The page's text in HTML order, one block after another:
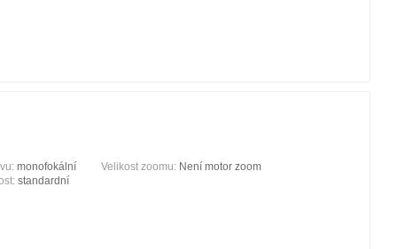
monofokální Velikost zoomu: Není motor zoom
standardní